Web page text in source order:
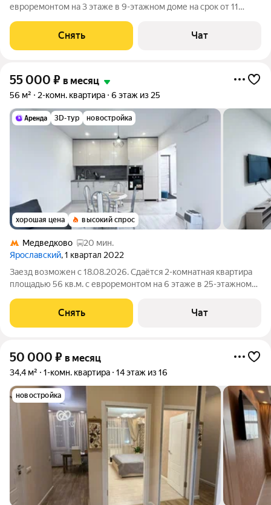
евроремонтом на 3 этаже в 9-этажном доме на срок от 11
Холодильник Бойлер Микроволновка Пылесос Дом -
панельный, окна выходят во двор. В
Снять Чат
55 000 ₽ в месяц
56 м² 2-комн. квартира 6 этаж из 25
3D-тур новостройка
хорошая цена высокий спрос
Медведково
20 мин.
Ярославский, 1 квартал 2022
Заезд возможен с 18.08.2026. Сдаётся 2-комнатная квартира
площадью 56 кв.м. с евроремонтом на 6 этаже в 25-этажном
Духовой шкаф Стиральная машина Холодильник
Посудомоечная машина Бойлер
Снять Чат
50 000 ₽ в месяц
34,4 м² 1-комн. квартира 14 этаж из 16
новостройка